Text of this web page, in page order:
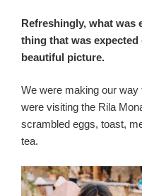
Refreshingly, what was
thing that was
beautiful picture.
We were making our
were visiting the Rila
scrambled eggs, toast,
tea.